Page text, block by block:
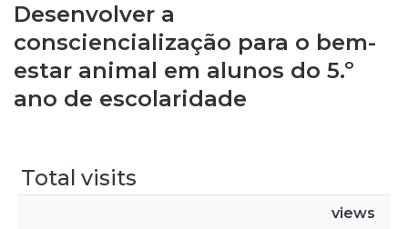
Entities
Desenvolver a
consciencialização para o bem-
estar animal em alunos do 5.º
ano de escolaridade
Total visits
views